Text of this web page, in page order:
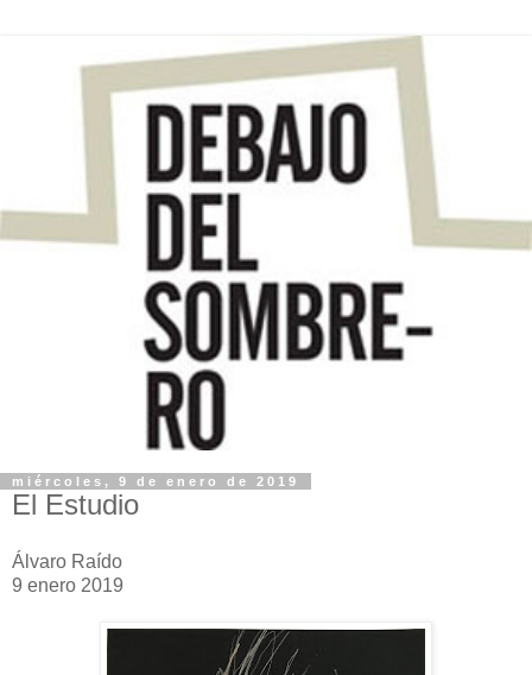
miércoles, 9 de enero de 2019
El Estudio
Álvaro Raído
9 enero 2019